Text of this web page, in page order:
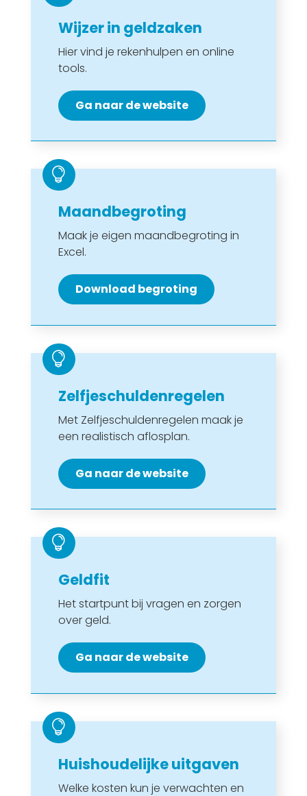
Wijzer in geldzaken
Hier vind je rekenhulpen en online
tools.
Ga naar de website

Maandbegroting
Maak je eigen maandbegroting in
Excel.
Download begroting

Zelfjeschuldenregelen
Met Zelfjeschuldenregelen maak je
een realistisch aflosplan.
Ga naar de website

Geldfit
Het startpunt bij vragen en zorgen
over geld.
Ga naar de website

Huishoudelijke uitgaven
Welke kosten kun je verwachten en